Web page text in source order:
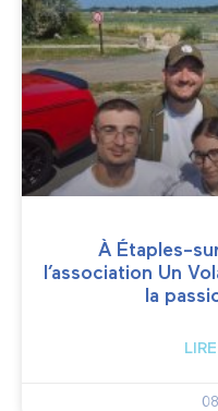
À Étaples-
l’association Un
la